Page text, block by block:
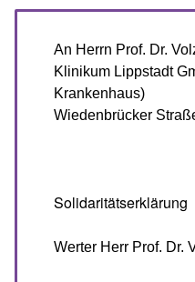
An Herrn Prof. Dr.
Klinikum Lippstadt
Krankenhaus)
Wiedenbrücker
Solidaritätserklärung
Werter Herr Prof. Dr.